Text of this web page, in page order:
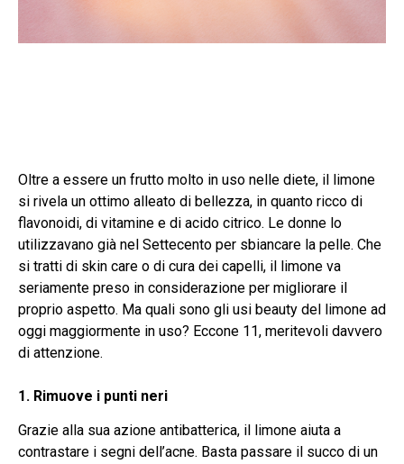
Oltre a essere un frutto molto in uso nelle diete, il limone
si rivela un ottimo alleato di bellezza, in quanto ricco di
flavonoidi, di vitamine e di acido citrico. Le donne lo
utilizzavano già nel Settecento per sbiancare la pelle. Che
si tratti di skin care o di cura dei capelli, il limone va
seriamente preso in considerazione per migliorare il
proprio aspetto. Ma quali sono gli usi beauty del limone ad
oggi maggiormente in uso? Eccone 11, meritevoli davvero
di attenzione.
1. Rimuove i punti neri
Grazie alla sua azione antibatterica, il limone aiuta a
contrastare i segni dell’acne. Basta passare il succo di un